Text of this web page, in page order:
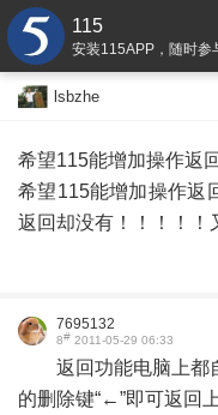
115
安装115APP，随时参
lsbzhe
希望115能增加操作返
希望115能增加操作返
返回却没有！！！！！
7695132
8# 2011-05-29 06:33
返回功能电脑上都
的删除键“←”即可返回